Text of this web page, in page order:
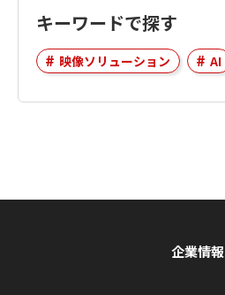
キーワードで探す
映像ソリューション AI
企業情報